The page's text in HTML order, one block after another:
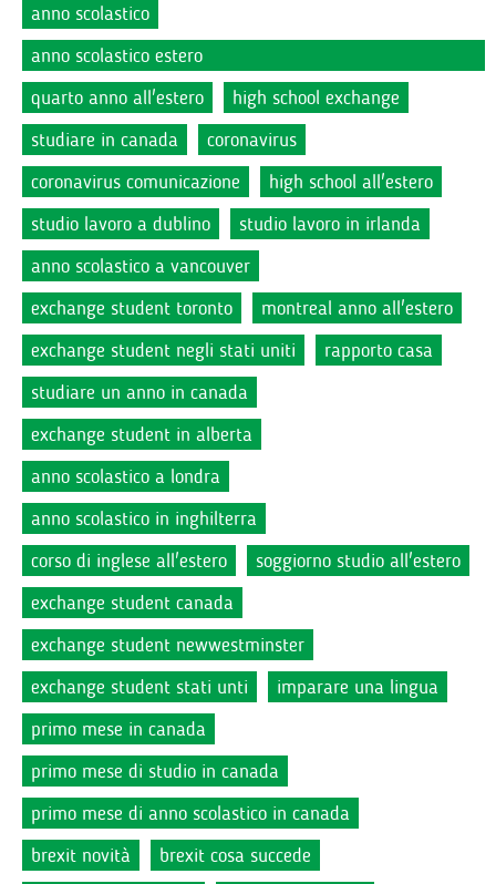
anno scolastico
anno scolastico estero
quarto anno all'estero
high school exchange
studiare in canada
coronavirus
coronavirus comunicazione
high school all'estero
studio lavoro a dublino
studio lavoro in irlanda
anno scolastico a vancouver
exchange student toronto
montreal anno all'estero
exchange student negli stati uniti
rapporto casa
studiare un anno in canada
exchange student in alberta
anno scolastico a londra
anno scolastico in inghilterra
corso di inglese all'estero
soggiorno studio all'estero
exchange student canada
exchange student newwestminster
exchange student stati unti
imparare una lingua
primo mese in canada
primo mese di studio in canada
primo mese di anno scolastico in canada
brexit novità
brexit cosa succede